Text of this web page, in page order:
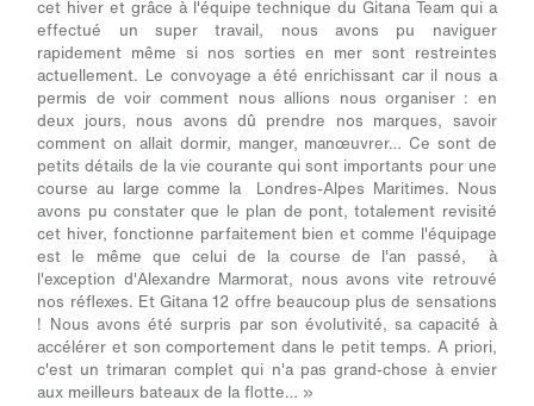
cet hiver et grâce à l'équipe technique du Gitana Team qui a
effectué un super travail, nous avons pu naviguer
rapidement même si nos sorties en mer sont restreintes
actuellement. Le convoyage a été enrichissant car il nous a
permis de voir comment nous allions nous organiser : en
deux jours, nous avons dû prendre nos marques, savoir
comment on allait dormir, manger, manœuvrer… Ce sont de
petits détails de la vie courante qui sont importants pour une
course au large comme la Londres-Alpes Maritimes. Nous
avons pu constater que le plan de pont, totalement revisité
cet hiver, fonctionne parfaitement bien et comme l'équipage
est le même que celui de la course de l'an passé, à
l'exception d'Alexandre Marmorat, nous avons vite retrouvé
nos réflexes. Et Gitana 12 offre beaucoup plus de sensations
! Nous avons été surpris par son évolutivité, sa capacité à
accélérer et son comportement dans le petit temps. A priori,
c'est un trimaran complet qui n'a pas grand-chose à envier
aux meilleurs bateaux de la flotte… »